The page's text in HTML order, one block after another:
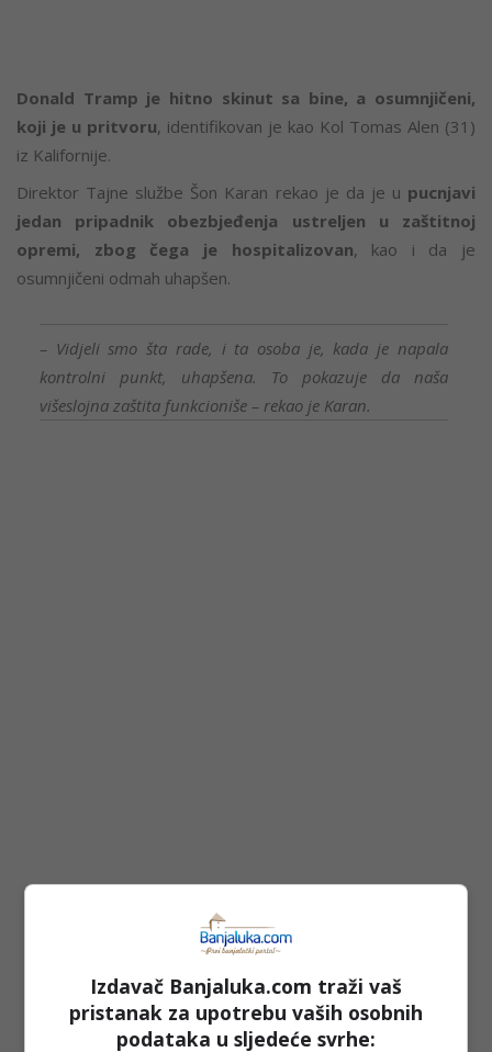
Donald Tramp je hitno skinut sa bine, a osumnjičeni,
koji je u pritvoru, identifikovan je kao Kol Tomas Alen (31)
iz Kalifornije.
Direktor Tajne službe Šon Karan rekao je da je u pucnjavi
jedan pripadnik obezbjeđenja ustreljen u zaštitnoj
opremi, zbog čega je hospitalizovan, kao i da je
osumnjičeni odmah uhapšen.
– Vidjeli smo šta rade, i ta osoba je, kada je napala
kontrolni punkt, uhapšena. To pokazuje da naša
višeslojna zaštita funkcioniše – rekao je Karan.
Izdavač Banjaluka.com traži vaš
pristanak za upotrebu vaših osobnih
podataka u sljedeće svrhe: